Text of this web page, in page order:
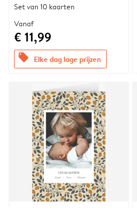
Set van 10 kaarten
Vanaf
€ 11,99
offers Elke dag lage prijzen